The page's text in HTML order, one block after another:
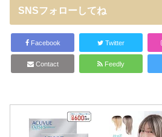
SNSフォローしてね
Facebook Twitter
Contact Feedly